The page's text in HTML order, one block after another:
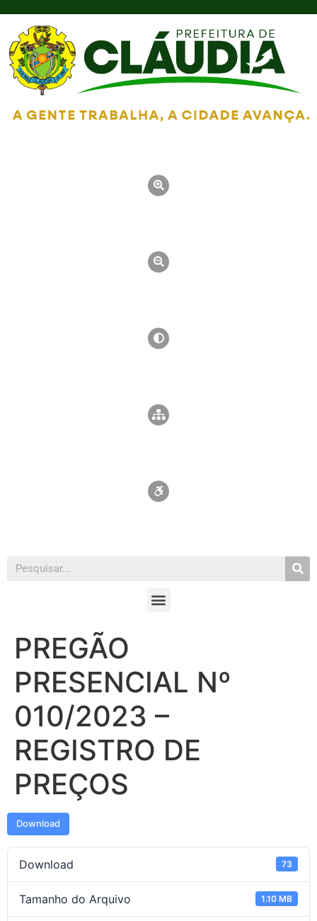
PREGÃO
PRESENCIAL Nº
010/2023 –
REGISTRO DE
PREÇOS
Download
Download 73
Tamanho do Arquivo 1.10 MB